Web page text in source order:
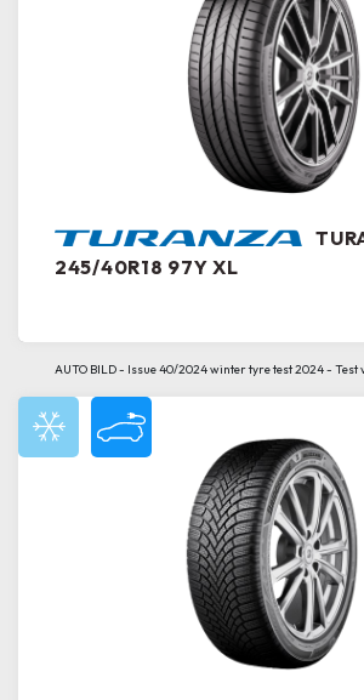
245/40R18 97Y XL
AUTO BILD - Issue 40/2024 winter tyre test 2024 - Test